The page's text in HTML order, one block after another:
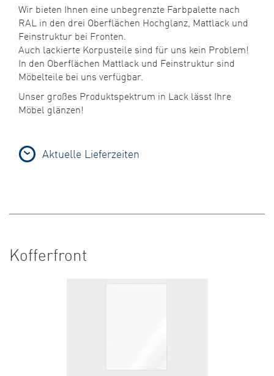
Wir bieten Ihnen eine unbegrenzte Farbpalette nach
RAL in den drei Oberflächen Hochglanz, Mattlack und
Feinstruktur bei Fronten.
Auch lackierte Korpusteile sind für uns kein Problem!
In den Oberflächen Mattlack und Feinstruktur sind
Möbelteile bei uns verfügbar.
Unser großes Produktspektrum in Lack lässt Ihre
Möbel glänzen!
Aktuelle Lieferzeiten
Kofferfront